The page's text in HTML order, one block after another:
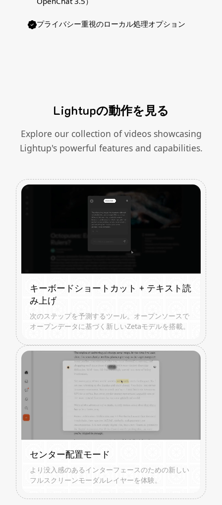
プライバシー重視のローカル処理オプション
Lightupの動作を見る
Explore our collection of videos showcasing
Lightup's powerful features and capabilities.
キーボードショートカット + テキスト読
み上げ
次のステップを予測するツール。オープンソースで
オープンデータに基づく新しいZetaモデルを搭載。
センター配置モード
より没入感のあるインターフェースのための新しい
フルスクリーンモーダルレイヤーを体験。